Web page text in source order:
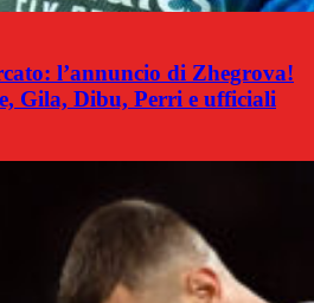
l’annuncio di Zhegrova!
Gila, Dibu, Perri e ufficiali